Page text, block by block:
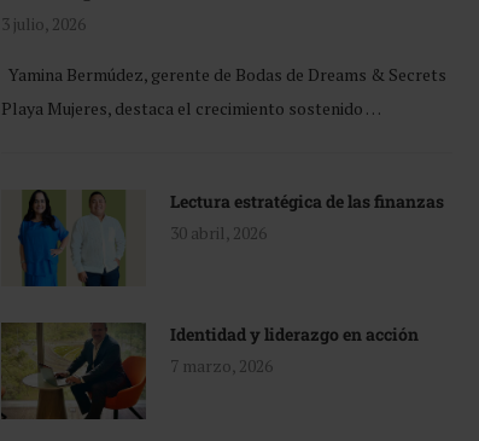
3 julio, 2026
Yamina Bermúdez, gerente de Bodas de Dreams & Secrets
Playa Mujeres, destaca el crecimiento sostenido …
Lectura estratégica de las finanzas
30 abril, 2026
Identidad y liderazgo en acción
7 marzo, 2026